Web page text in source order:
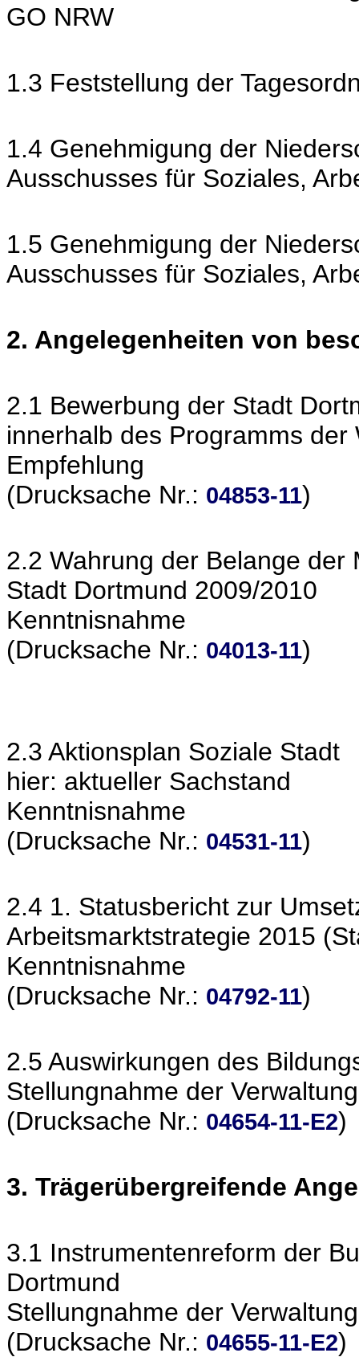
GO NRW
1.3 Feststellung der
1.4 Genehmigung der
Ausschusses für Soziales,
1.5 Genehmigung der
Ausschusses für Soziales,
2. Angelegenheiten von
2.1 Bewerbung der Stadt
innerhalb des Programms
Empfehlung
(Drucksache Nr.: 04853-11)
2.2 Wahrung der Belange
Stadt Dortmund 2009/2010
Kenntnisnahme
(Drucksache Nr.: 04013-11)
2.3 Aktionsplan Soziale Stadt
hier: aktueller Sachstand
Kenntnisnahme
(Drucksache Nr.: 04531-11)
2.4 1. Statusbericht zur
Arbeitsmarktstrategie 2015
Kenntnisnahme
(Drucksache Nr.: 04792-11)
2.5 Auswirkungen des
Stellungnahme der Verwaltung
(Drucksache Nr.: 04654-11-E2)
3. Trägerübergreifende
3.1 Instrumentenreform der
Dortmund
Stellungnahme der Verwaltung
(Drucksache Nr.: 04655-11-E2)